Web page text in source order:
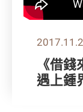
《借
遇上鍾